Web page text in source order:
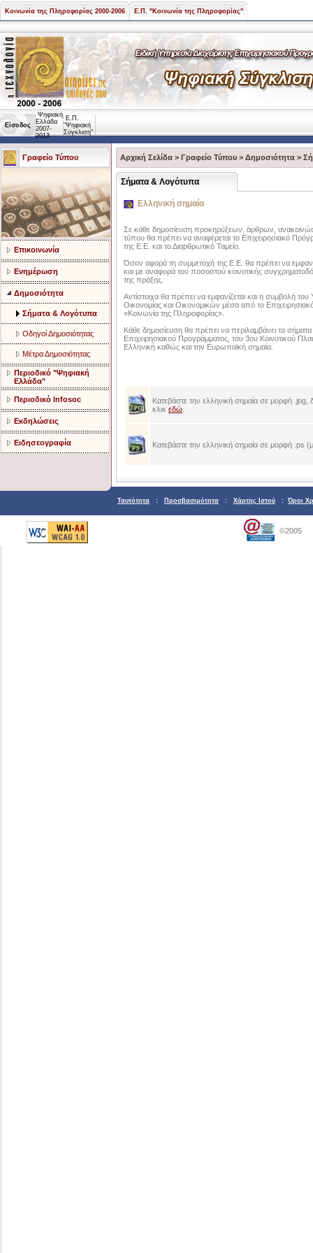
Κοινωνία της Πληροφορίας 2000-2006 Ε.Π. "Κοινωνία της Πληροφορίας"
Είσοδος
Ψηφιακή
Ελλάδα
2007-
2013
Ε.Π.
"Ψηφιακή
Σύγκλιση"
Γραφείο Τύπου
Επικοινωνία
Ενημέρωση
Δημοσιότητα
Σήματα & Λογότυπα
Οδηγοί Δημοσιότητας
Μέτρα Δημοσιότητας
Περιοδικό "Ψηφιακή
Ελλάδα"
Περιοδικό Infosoc
Εκδηλώσεις
Ειδησεογραφία
Αρχική Σελίδα > Γραφείο Τύπου > Δημοσιότητα >
Σήματα & Λογότυπα
Ελληνική σημαία
Σε κάθε δημοσίευση προκηρύξεων, άρθρων,
τύπου θα πρέπει να αναφέρεται το Επιχειρησιακό
της Ε.Ε. και το Διαρθρωτικό Ταμείο.
Όσον αφορά τη συμμετοχή της Ε.Ε. θα πρέπει να
και με αναφορά του ποσοστού κοινοτικής
της πράξης.
Αντίστοιχα θα πρέπει να εμφανίζεται και η συμβολή
Οικονομίας και Οικονομικών μέσα από το
«Κοινωνία της Πληροφορίας».
Κάθε δημοσίευση θα πρέπει να περιλαμβάνει τα σήματα
Επιχειρησιακού Προγράμματος, του 3ου Κοινοτικού
Ελληνική καθώς και την Ευρωπαϊκή σημαία.
Κατεβάστε την ελληνική σημαία σε μορφή
κλικ εδώ
Κατεβάστε την ελληνική σημαία σε μορφή .ps
Ταυτότητα : Προσβασιμότητα : Χάρτης Ιστού : Όροι
©2005